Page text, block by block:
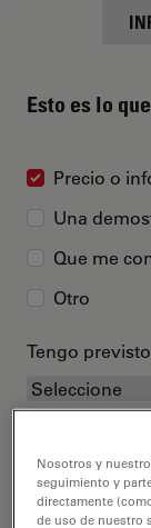
Esto es lo
Precio o
Una
Que me
Otro
Tengo
Este es mi
Nosotros y
seguimiento y
directamente
de uso de nuestro